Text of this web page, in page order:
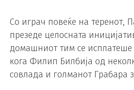
Со играч повеќе на теренот,
презеде целосната
домашниот тим се исплатеше
кога Филип Билбија од
совлада и голманот Грабара